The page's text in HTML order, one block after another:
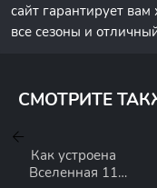
сайт гарантирует
все сезоны и
СМОТРИТЕ
Как устроена
Вселенная 11